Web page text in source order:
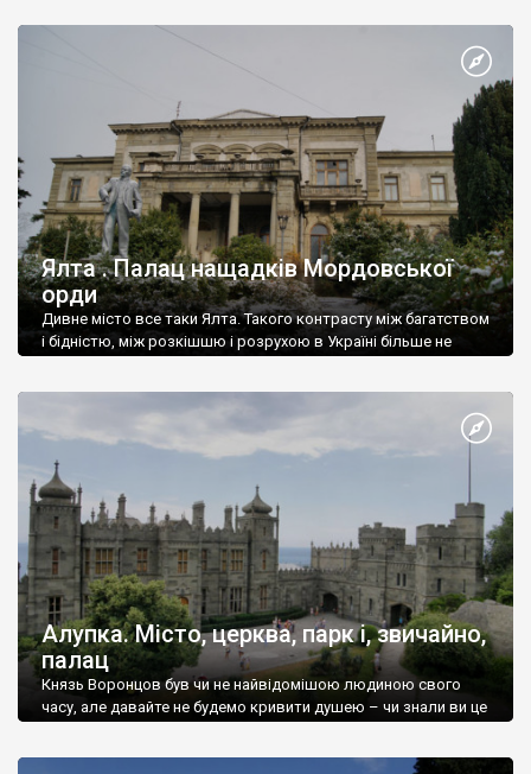
Ялта . Палац нащадків Мордовської
орди
Дивне місто все таки Ялта. Такого контрасту між багатством
і бідністю, між розкішшю і розрухою в Україні більше не
Алупка. Місто, церква, парк і, звичайно,
палац
Князь Воронцов був чи не найвідомішою людиною свого
часу, але давайте не будемо кривити душею – чи знали ви це